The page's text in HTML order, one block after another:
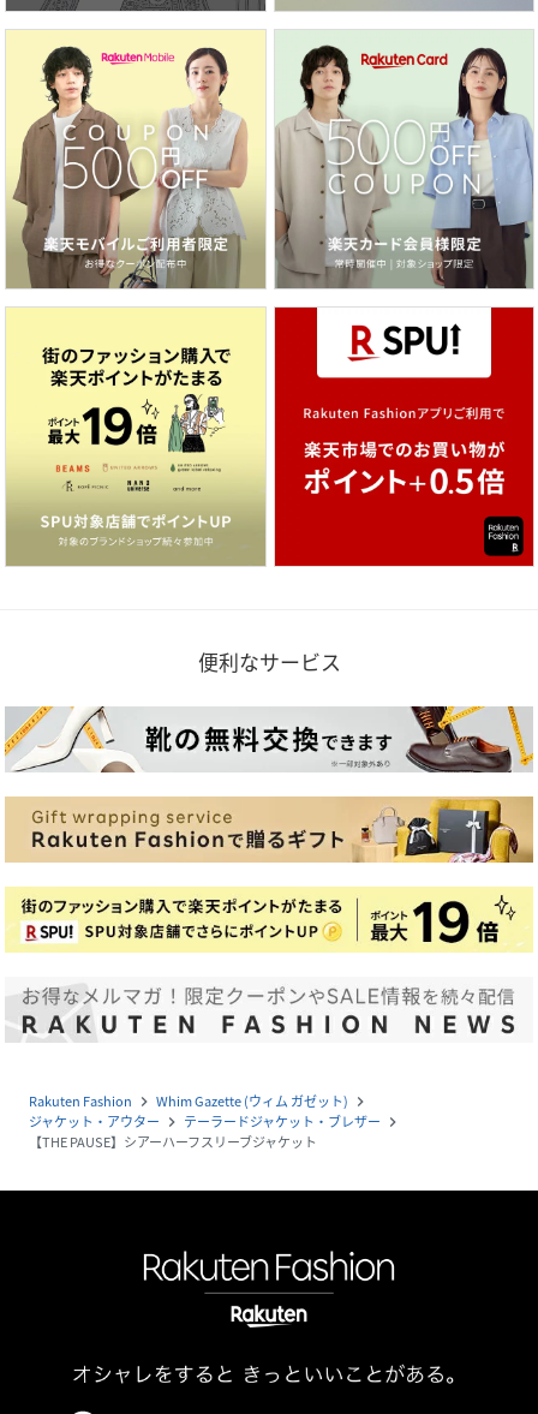
便利なサービス
Rakuten Fashion navigate_next Whim Gazette (ウィム ガゼット) navigate_next
ジャケット・アウター navigate_next テーラードジャケット・ブレザー navigate_next
【THE PAUSE】シアーハーフスリーブジャケット